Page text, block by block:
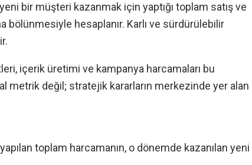
bir müşteri kazanmak için yaptığı toplam satış ve
bölünmesiyle hesaplanır. Karlı ve sürdürülebilir
içerik üretimi ve kampanya harcamaları bu
metrik değil; stratejik kararların merkezinde yer alan
toplam harcamanın, o dönemde kazanılan yeni